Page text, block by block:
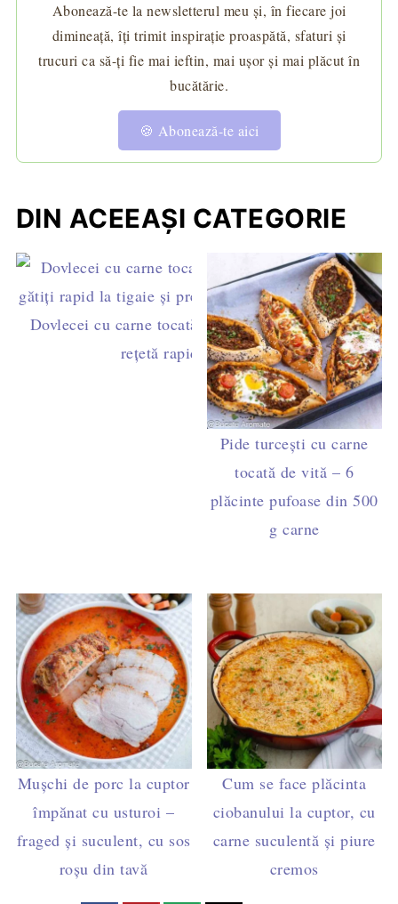
Abonează-te la newsletterul meu și, în fiecare joi
dimineață, îți trimit inspirație proaspătă, sfaturi și
trucuri ca să-ți fie mai ieftin, mai ușor și mai plăcut în
bucătărie.
🍪 Abonează-te aici
DIN ACEEAȘI CATEGORIE
Dovlecei cu carne tocată de pui în sos de roșii -
rețetă rapidă la tigaie
Pide turcești cu carne
tocată de vită – 6
plăcinte pufoase din 500
g carne
Mușchi de porc la cuptor
împănat cu usturoi –
fraged și suculent, cu sos
roșu din tavă
Cum se face plăcinta
ciobanului la cuptor, cu
carne suculentă și piure
cremos